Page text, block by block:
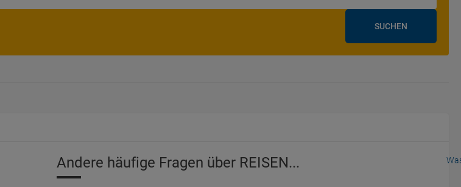
SUCHEN
Andere häufige Fragen über REISEN...